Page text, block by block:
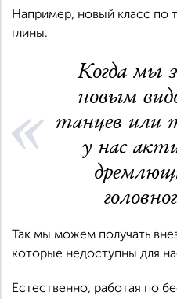
Например, новый класс по
глины.
Когда мы
новым
танцев или
у нас
Так мы можем получать
которые недоступны для
Естественно, работая по